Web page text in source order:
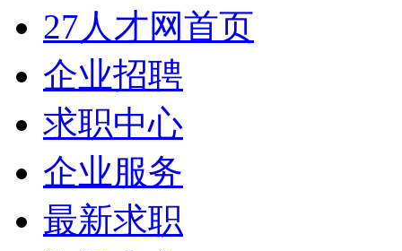
27人才网首页
企业招聘
求职中心
企业服务
最新求职